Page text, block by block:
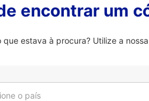
encontrar um
que estava à procura? Utilize a
o país